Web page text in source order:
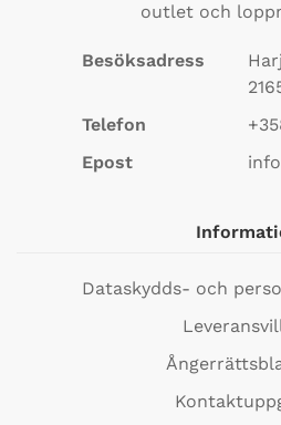
outlet och
Besöksadress
Telefon
Epost
Dataskydds- och